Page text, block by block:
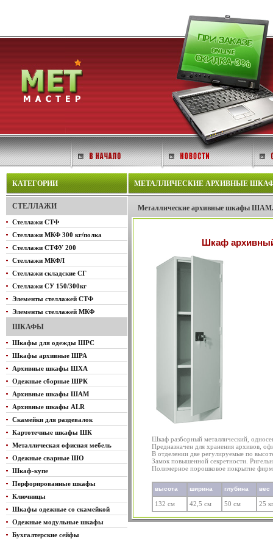
КАТЕГОРИИ
СТЕЛЛАЖИ
Стеллажи СТФ
Стеллажи МКФ 300 кг/полка
Стеллажи СТФУ 200
Стеллажи МКФЛ
Стеллажи складские СГ
Стеллажи СУ 150/300кг
Элементы стеллажей СТФ
Элементы стеллажей МКФ
ШКАФЫ
Шкафы для одежды ШРС
Шкафы архивные ШРА
Архивные шкафы ШХА
Одежные сборные ШРК
Архивные шкафы ШАМ
Архивные шкафы ALR
Скамейки для раздевалок
Картотечные шкафы ШК
Металлическая офисная мебель
Одежные сварные ШО
Шкаф-купе
Перфорированные шкафы
Ключницы
Шкафы одежные со скамейкой
Одежные модульные шкафы
Бухгалтерские сейфы
МЕТАЛЛИЧЕСКИЕ АРХИВНЫЕ
Металлические архивные шкафы ШАМ.
Шкаф
Шкаф разборный металлический,
Предназначен для хранения архивов,
В отделении две регулируемые по
Замок повышенной секретности.
Полимерное порошковое покрытие
высота ширина глубина вес
132 см 42,5 см 50 см 25